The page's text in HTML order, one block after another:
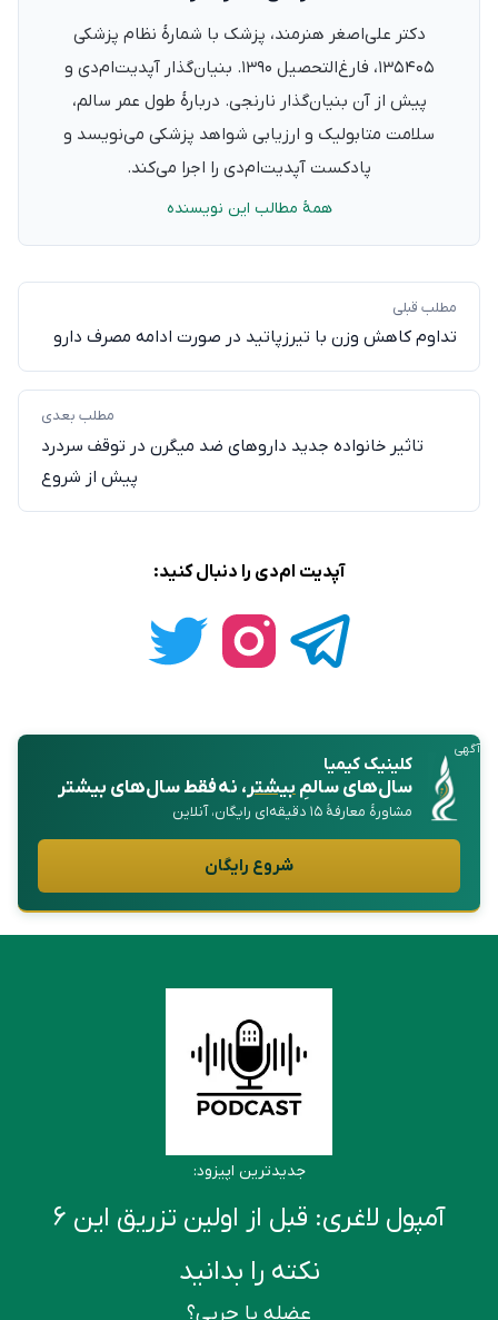
دکتر علی‌اصغر هنرمند، پزشک با شمارهٔ نظام پزشکی
۱۳۵۴۰۵، فارغ‌التحصیل ۱۳۹۰. بنیان‌گذار آپدیت‌ام‌دی و
پیش از آن بنیان‌گذار نارنجی. دربارهٔ طول عمر سالم،
سلامت متابولیک و ارزیابی شواهد پزشکی می‌نویسد و
پادکست آپدیت‌ام‌دی را اجرا می‌کند.
همهٔ مطالب این نویسنده
مطلب قبلی
تداوم کاهش وزن با تیرزپاتید در صورت ادامه مصرف دارو
مطلب بعدی
تاثیر خانواده جدید داروهای ضد میگرن در توقف سردرد
پیش از شروع
آپدیت ام‌دی را دنبال کنید:
آگهی
کلینیک کیمیا
سال‌های سالمِبیشتر، نه فقط سال‌های بیشتر
مشاورهٔ معارفهٔ ۱۵ دقیقه‌ای رایگان، آنلاین
شروع رایگان
جدیدترین اپیزود:
آمپول لاغری: قبل از اولین تزریق این ۶
نکته را بدانید
عضله یا چربی؟